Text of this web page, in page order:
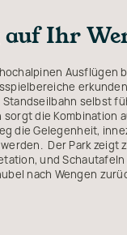
Ihr
selbst
die Kombination
die Gelegenheit,
Der Park zeigt
und
nach Wengen